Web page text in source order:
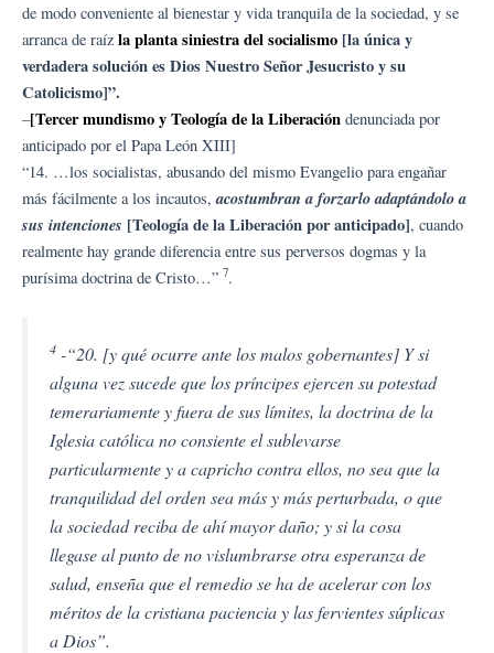
de modo conveniente al bienestar y vida tranquila de la sociedad, y se
arranca de raíz la planta siniestra del socialismo [la única y
verdadera solución es Dios Nuestro Señor Jesucristo y su
Catolicismo]”.
–[Tercer mundismo y Teología de la Liberación denunciada por
anticipado por el Papa León XIII]
“14. …los socialistas, abusando del mismo Evangelio para engañar
más fácilmente a los incautos,acostumbran a forzarlo adaptándolo a
sus intenciones [Teología de la Liberación por anticipado], cuando
realmente hay grande diferencia entre sus perversos dogmas y la
purísima doctrina de Cristo…” 7.
4 -“20. [y qué ocurre ante los malos gobernantes] Y si
alguna vez sucede que los príncipes ejercen su potestad
temerariamente y fuera de sus límites, la doctrina de la
Iglesia católica no consiente el sublevarse
particularmente y a capricho contra ellos, no sea que la
tranquilidad del orden sea más y más perturbada, o que
la sociedad reciba de ahí mayor daño; y si la cosa
llegase al punto de no vislumbrarse otra esperanza de
salud, enseña que el remedio se ha de acelerar con los
méritos de la cristiana paciencia y las fervientes súplicas
a Dios”.